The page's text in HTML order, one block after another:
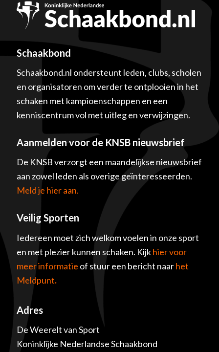
Schaakbond
Schaakbond.nl ondersteunt leden, clubs, scholen
en organisatoren om verder te ontplooien in het
schaken met kampioenschappen en een
kenniscentrum vol met uitleg en verwijzingen.
Aanmelden voor de KNSB nieuwsbrief
De KNSB verzorgt een maandelijkse nieuwsbrief
aan zowel leden als overige geïnteresseerden.
Meld je hier aan.
Veilig Sporten
Iedereen moet zich welkom voelen in onze sport
en met plezier kunnen schaken. Kijkhier voor
meer informatie of stuur een bericht naarhet
Meldpunt.
Adres
De Weerelt van Sport
Koninklijke Nederlandse Schaakbond